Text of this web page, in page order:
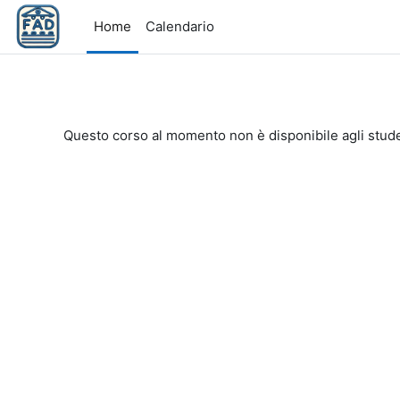
Vai al contenuto principale
Home
Calendario
Questo corso al momento non è disponibile agli